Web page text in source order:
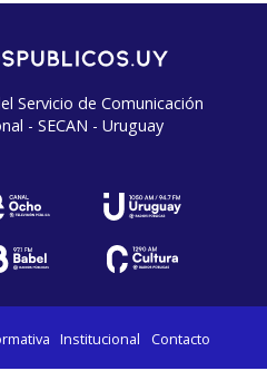
Servicio de Comunicación
- SECAN - Uruguay
Institucional Contacto